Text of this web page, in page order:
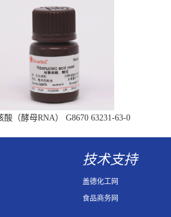
酸（酵母RNA） G8670 63231-63-0
技术支持
盖德化工网
食品商务网